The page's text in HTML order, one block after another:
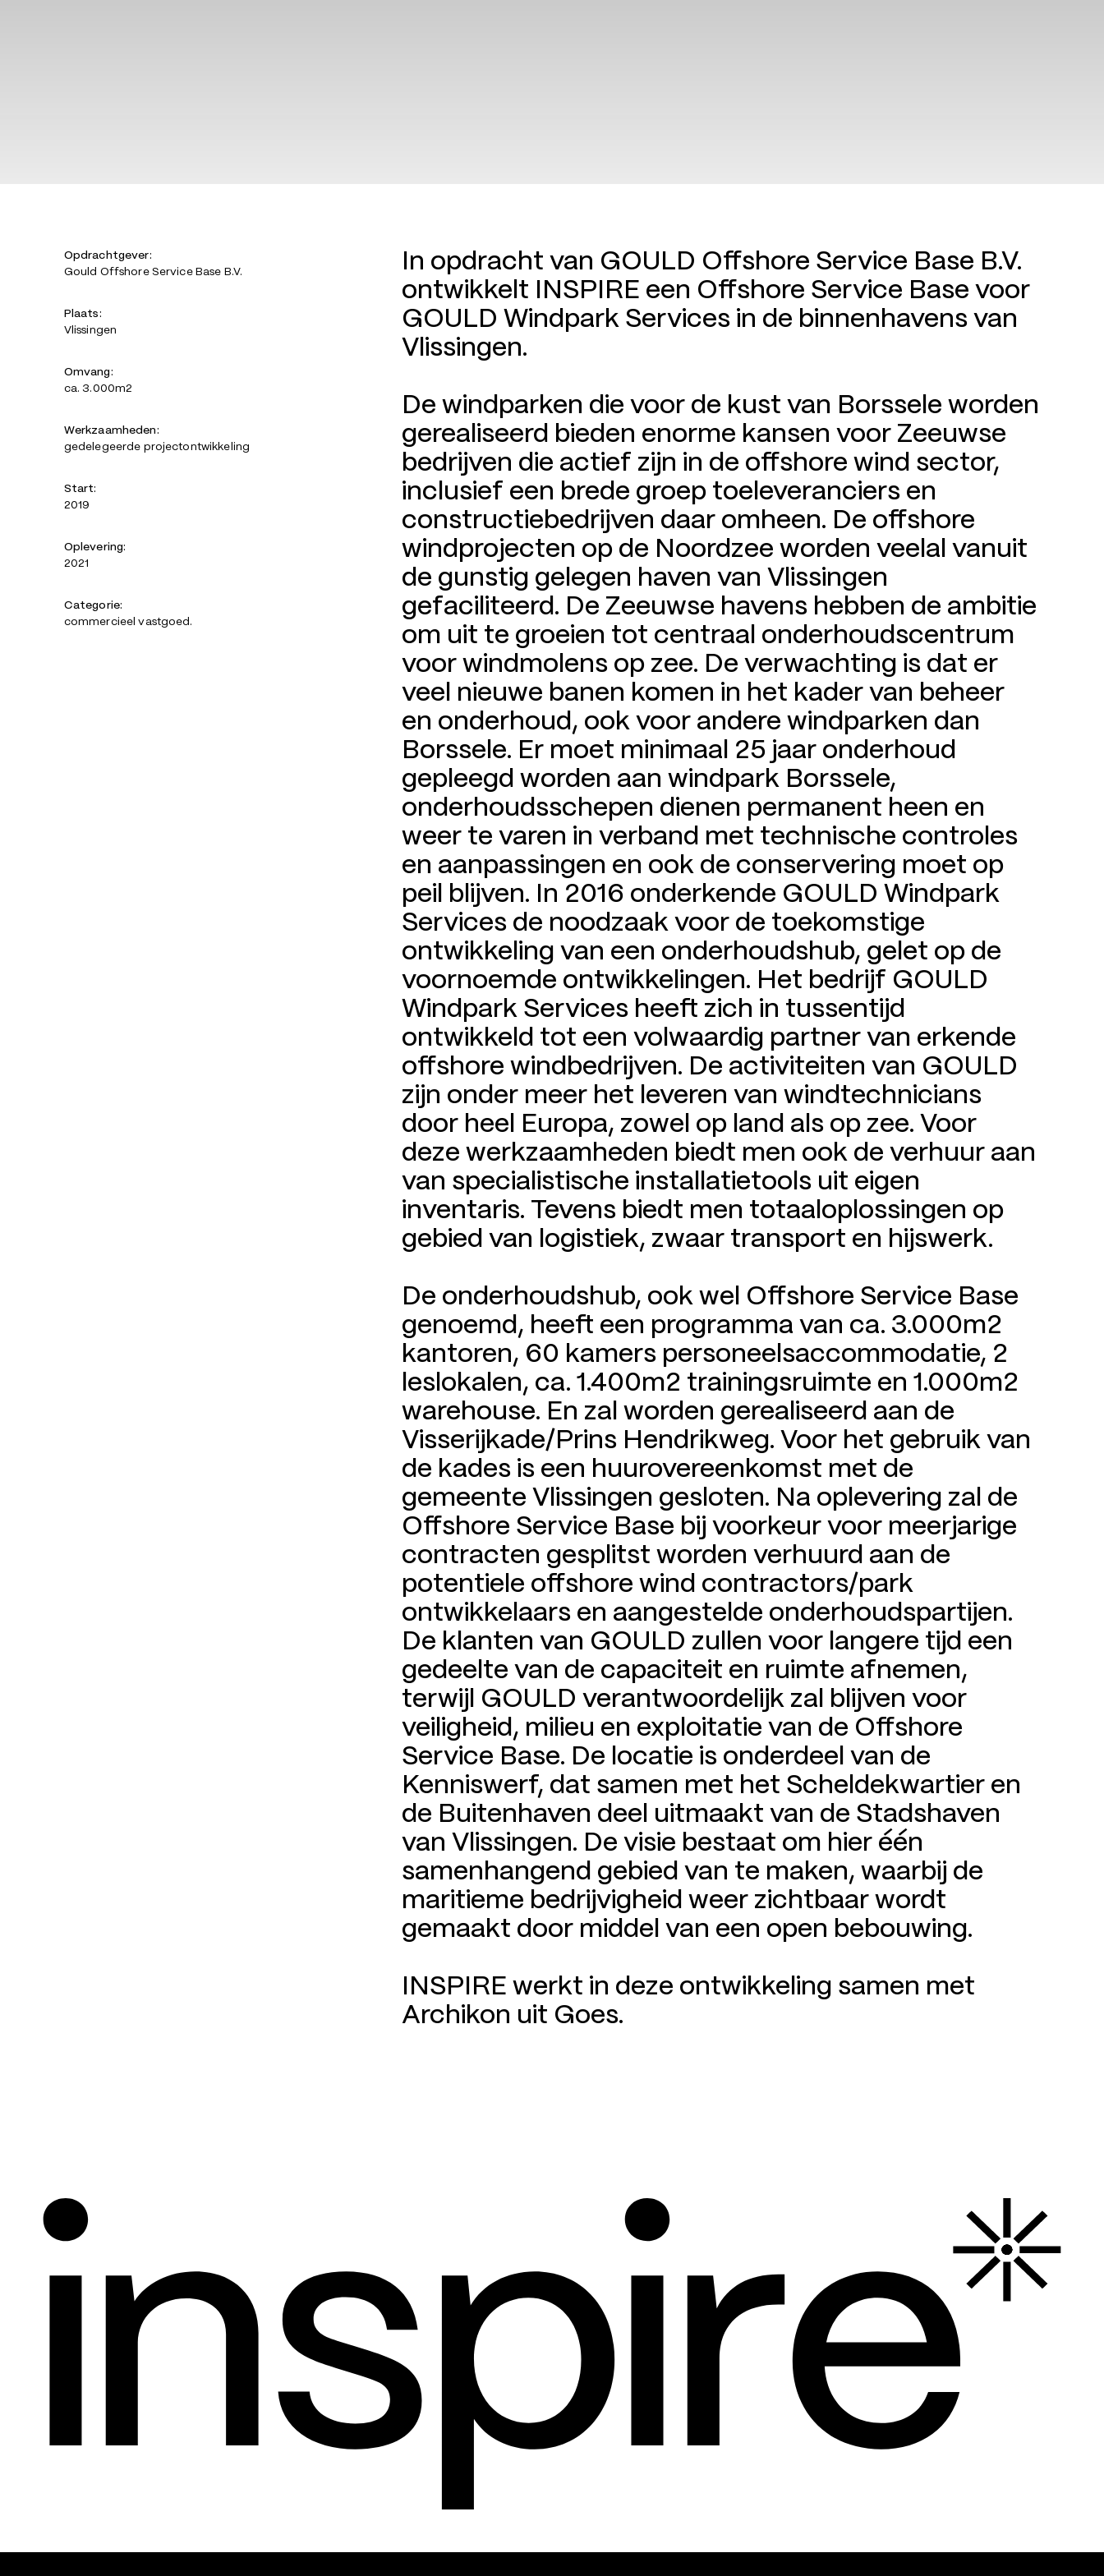
Opdrachtgever:
Gould Offshore Service Base B.V.
Plaats:
Vlissingen
Omvang:
ca. 3.000m2
Werkzaamheden:
gedelegeerde projectontwikkeling
Start:
2019
Oplevering:
2021
Categorie:
commercieel vastgoed.
In opdracht van GOULD Offshore Service Base B.V.
ontwikkelt INSPIRE een Offshore Service Base voor
GOULD Windpark Services in de binnenhavens van
Vlissingen.
De windparken die voor de kust van Borssele worden
gerealiseerd bieden enorme kansen voor Zeeuwse
bedrijven die actief zijn in de offshore wind sector,
inclusief een brede groep toeleveranciers en
constructiebedrijven daar omheen. De offshore
windprojecten op de Noordzee worden veelal vanuit
de gunstig gelegen haven van Vlissingen
gefaciliteerd. De Zeeuwse havens hebben de ambitie
om uit te groeien tot centraal onderhoudscentrum
voor windmolens op zee. De verwachting is dat er
veel nieuwe banen komen in het kader van beheer
en onderhoud, ook voor andere windparken dan
Borssele. Er moet minimaal 25 jaar onderhoud
gepleegd worden aan windpark Borssele,
onderhoudsschepen dienen permanent heen en
weer te varen in verband met technische controles
en aanpassingen en ook de conservering moet op
peil blijven. In 2016 onderkende GOULD Windpark
Services de noodzaak voor de toekomstige
ontwikkeling van een onderhoudshub, gelet op de
voornoemde ontwikkelingen. Het bedrijf GOULD
Windpark Services heeft zich in tussentijd
ontwikkeld tot een volwaardig partner van erkende
offshore windbedrijven. De activiteiten van GOULD
zijn onder meer het leveren van windtechnicians
door heel Europa, zowel op land als op zee. Voor
deze werkzaamheden biedt men ook de verhuur aan
van specialistische installatietools uit eigen
inventaris. Tevens biedt men totaaloplossingen op
gebied van logistiek, zwaar transport en hijswerk.
De onderhoudshub, ook wel Offshore Service Base
genoemd, heeft een programma van ca. 3.000m2
kantoren, 60 kamers personeelsaccommodatie, 2
leslokalen, ca. 1.400m2 trainingsruimte en 1.000m2
warehouse. En zal worden gerealiseerd aan de
Visserijkade/Prins Hendrikweg. Voor het gebruik van
de kades is een huurovereenkomst met de
gemeente Vlissingen gesloten. Na oplevering zal de
Offshore Service Base bij voorkeur voor meerjarige
contracten gesplitst worden verhuurd aan de
potentiele offshore wind contractors/park
ontwikkelaars en aangestelde onderhoudspartijen.
De klanten van GOULD zullen voor langere tijd een
gedeelte van de capaciteit en ruimte afnemen,
terwijl GOULD verantwoordelijk zal blijven voor
veiligheid, milieu en exploitatie van de Offshore
Service Base. De locatie is onderdeel van de
Kenniswerf, dat samen met het Scheldekwartier en
de Buitenhaven deel uitmaakt van de Stadshaven
van Vlissingen. De visie bestaat om hier één
samenhangend gebied van te maken, waarbij de
maritieme bedrijvigheid weer zichtbaar wordt
gemaakt door middel van een open bebouwing.
INSPIRE werkt in deze ontwikkeling samen met
Archikon uit Goes.